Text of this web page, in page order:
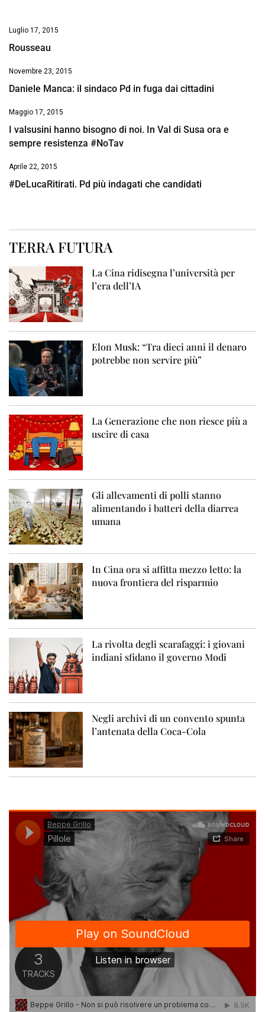
Luglio 17, 2015
Rousseau
Novembre 23, 2015
Daniele Manca: il sindaco Pd in fuga dai cittadini
Maggio 17, 2015
I valsusini hanno bisogno di noi. In Val di Susa ora e
sempre resistenza #NoTav
Aprile 22, 2015
#DeLucaRitirati. Pd più indagati che candidati
TERRA FUTURA
La Cina ridisegna l’università per
l’era dell’IA
Elon Musk: “Tra dieci anni il denaro
potrebbe non servire più”
La Generazione che non riesce più a
uscire di casa
Gli allevamenti di polli stanno
alimentando i batteri della diarrea
umana
In Cina ora si affitta mezzo letto: la
nuova frontiera del risparmio
La rivolta degli scarafaggi: i giovani
indiani sfidano il governo Modi
Negli archivi di un convento spunta
l’antenata della Coca-Cola